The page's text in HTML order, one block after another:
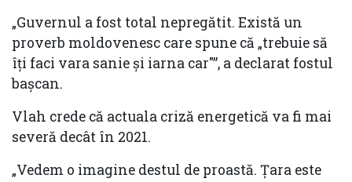
„Guvernul a fost total nepregătit. Există un
proverb moldovenesc care spune că „trebuie să
îți faci vara sanie și iarna car"”, a declarat fostul
bașcan.
Vlah crede că actuala criză energetică va fi mai
severă decât în 2021.
„Vedem o imagine destul de proastă. Țara este